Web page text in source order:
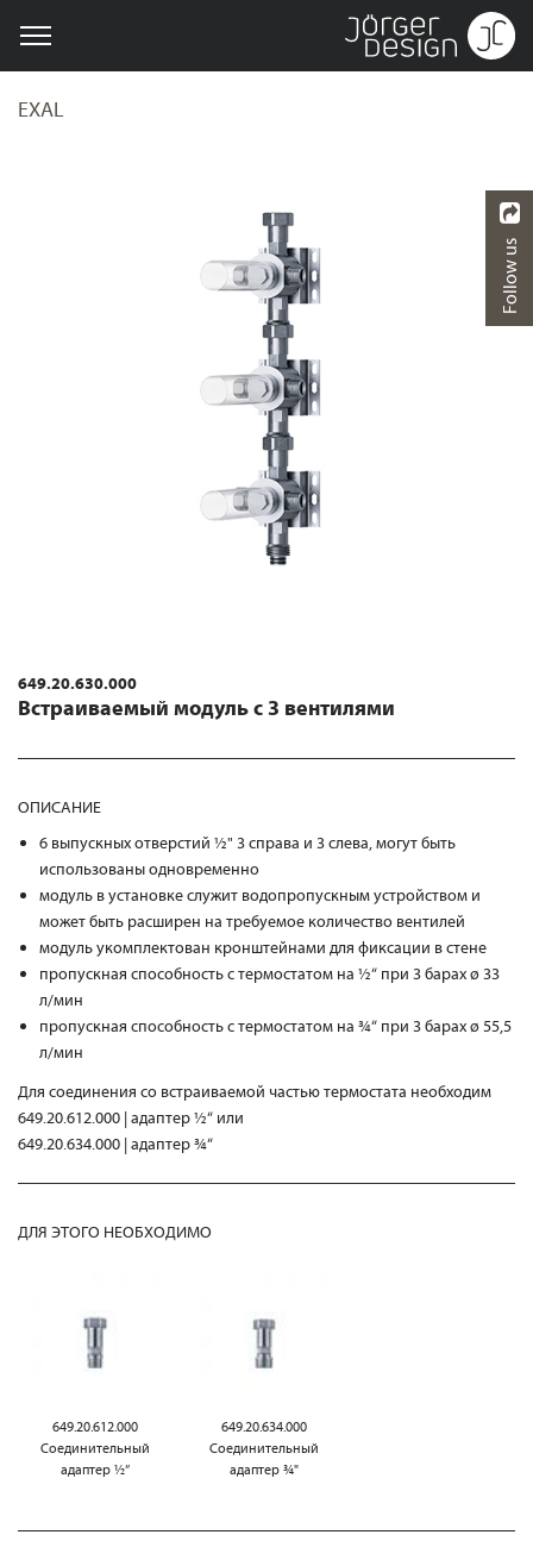
EXAL
649.20.630.000
Встраиваемый модуль с 3 вентилями
ОПИСАНИЕ
6 выпускных отверстий ½" 3 справа и 3 слева, могут быть
использованы одновременно
модуль в установке служит водопропускным устройством и
может быть расширен на требуемое количество вентилей
модуль укомплектован кронштейнами для фиксации в стене
пропускная способность с термостатом на ½“ при 3 барах ø 33
л/мин
пропускная способность с термостатом на ¾“ при 3 барах ø 55,5
л/мин
Для соединения со встраиваемой частью термостата необходим
649.20.612.000 | адаптер ½“ или
649.20.634.000 | адаптер ¾“
ДЛЯ ЭТОГО НЕОБХОДИМО
649.20.612.000
Соединительный
адаптер ½“
649.20.634.000
Соединительный
адаптер ¾"
Follow us